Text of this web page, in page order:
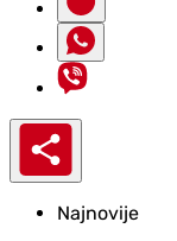
Najnovije